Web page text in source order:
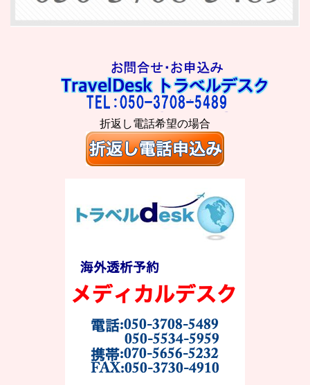
折返し電話希望の場合